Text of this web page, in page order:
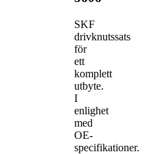
SKF
drivknutssats
för
ett
komplett
utbyte.
I
enlighet
med
OE-
specifikationer.